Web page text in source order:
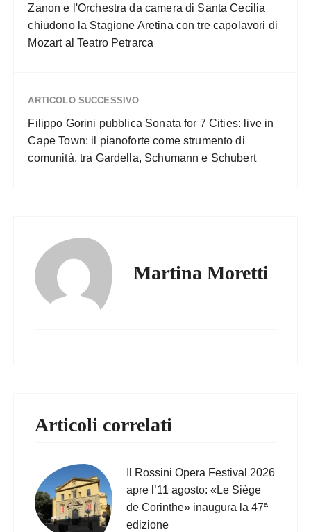
Zanon e l'Orchestra da camera di Santa Cecilia
chiudono la Stagione Aretina con tre capolavori di
Mozart al Teatro Petrarca
ARTICOLO SUCCESSIVO
Filippo Gorini pubblica Sonata for 7 Cities: live in
Cape Town: il pianoforte come strumento di
comunità, tra Gardella, Schumann e Schubert
Martina Moretti
Articoli correlati
Il Rossini Opera Festival 2026
apre l’11 agosto: «Le Siège
de Corinthe» inaugura la 47ª
edizione